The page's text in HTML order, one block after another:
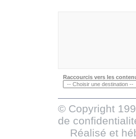
Raccourcis vers les
© Copyright
de
Réalisé et